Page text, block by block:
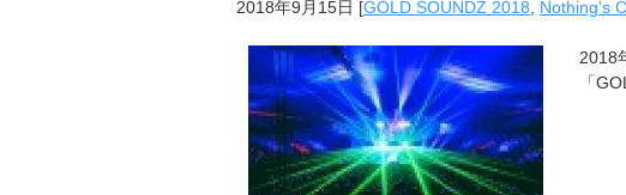
2018年9月15日 [GOLD SOUNDZ 2018 Nothing's
2018
「